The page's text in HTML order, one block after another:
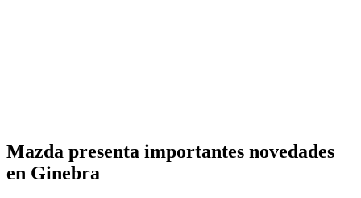
Mazda presenta importantes novedades
en Ginebra